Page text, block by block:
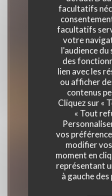
facultatifs
facultatifs
votre
l'audience
des
lien avec les
ou afficher
contenus
Cliquez sur «
« Tout
vos
modifier
moment en
représentant
à gauche
L'Aire
RESTAURANT
|